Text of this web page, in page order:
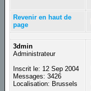
Revenir en haut de
page
3dmin
Administrateur
Inscrit le: 12 Sep 2004
Messages: 3426
Localisation: Brussels